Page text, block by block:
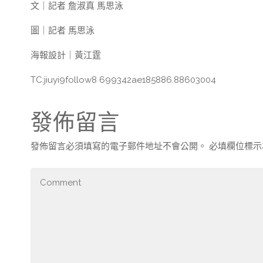
文｜記者 詹淑真 馬思泳
圖｜記者 馬思泳
海報設計｜黃江霆
TC:jiuyi9follow8 699342ae185886.88603004
發佈留言
發佈留言必須填寫的電子郵件地址不會公開。 必填欄位標